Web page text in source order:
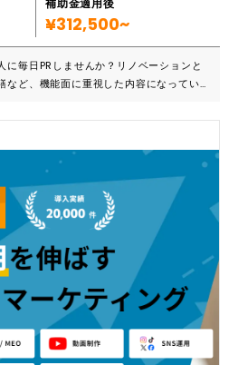
¥312,500~
に毎日PRしませんか？リノベーションと
ど、機能面に重視した内容になっている
っています。活気があって入りやすかった
こにどのような看板をつけたらいいか分
にしたい 年間施工実績は300
ップに貢献しています。サービス内容の改
効果的ですが、インパクトあるアプロー
ことで、効果に期待できます。 ■お客
から店内全てのパンが完売しました」パ
ビスが伝わるようになり売上が５倍にな
タッフの自信が高まりコロナ渦でも過去
ー 「存在感が出て地域の認知度が高ま
績のある業種＞ 歯科医